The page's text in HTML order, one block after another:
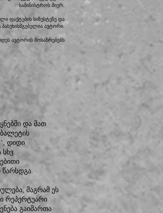
სამინისტროს მიერ.
ფაქტების სიზუსტეზე და
ავტორი.
ავტორის მოსაზრებებს
და მათ
დიდი
მაგრამ ეს
რეპერტუარი
გაიმართა